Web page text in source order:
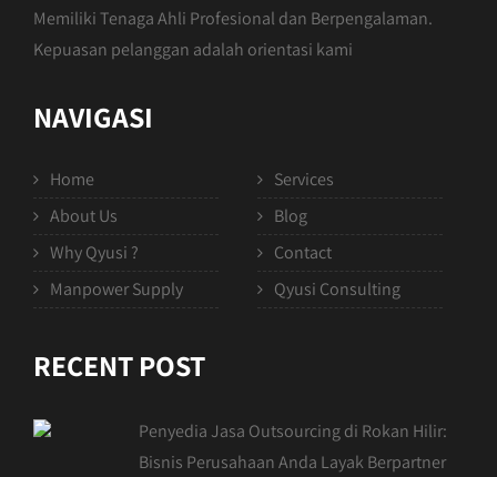
Memiliki Tenaga Ahli Profesional dan Berpengalaman.
Kepuasan pelanggan adalah orientasi kami
NAVIGASI
Home
About Us
Why Qyusi ?
Manpower Supply
Services
Blog
Contact
Qyusi Consulting
RECENT POST
Penyedia Jasa Outsourcing di Rokan Hilir:
Bisnis Perusahaan Anda Layak Berpartner